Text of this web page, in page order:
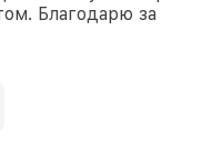
Благодарю за